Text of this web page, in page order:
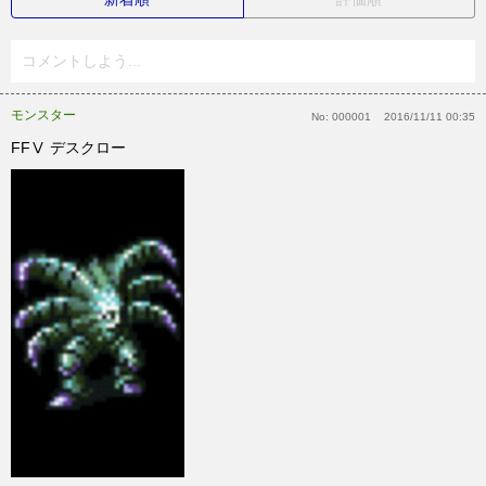
コメントしよう...
モンスター No: 000001 2016/11/11 00:35
FFⅤ デスクロー